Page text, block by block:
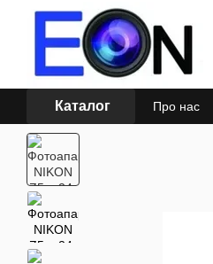
Перейти до основного контенту
Каталог Про нас